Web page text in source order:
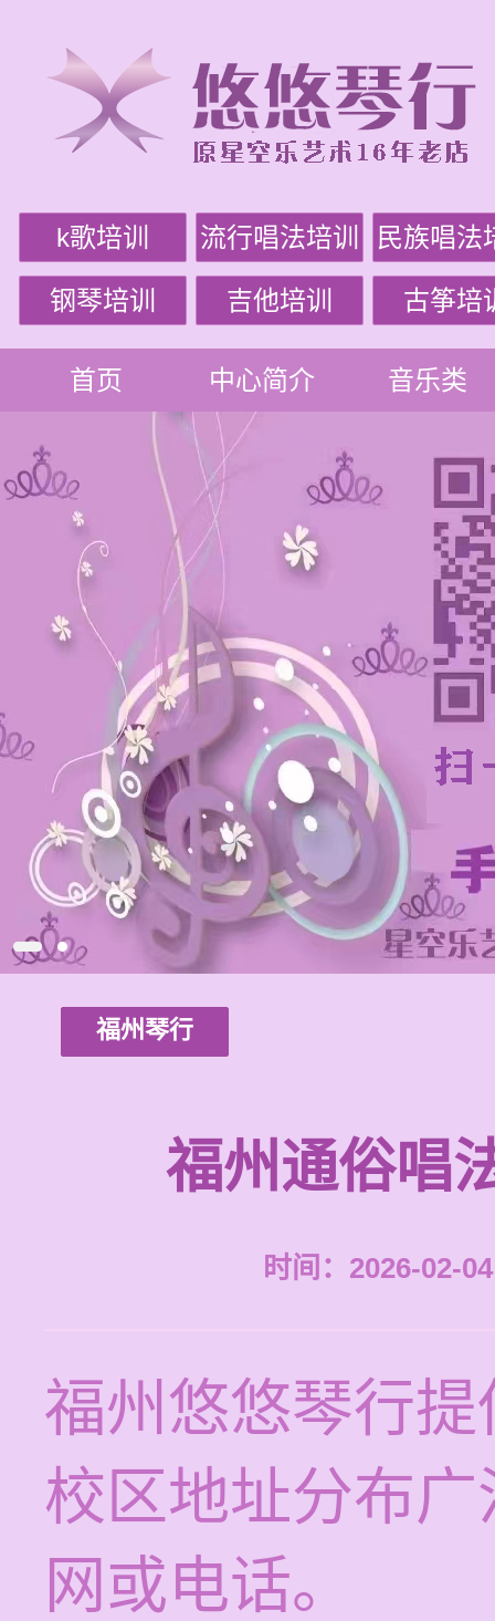
k歌培训 流行唱法培训 民族唱法
钢琴培训 吉他培训 古筝培
首页 中心简介 音乐类
福州琴行
福州通俗唱
时间：2026-02-
福州悠悠琴行
校区地址分布
网或电话。